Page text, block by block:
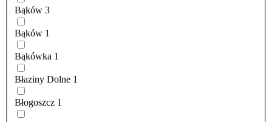
Bąków 3
Bąków 1
Bąkówka 1
Błaziny Dolne 1
Błogoszcz 1